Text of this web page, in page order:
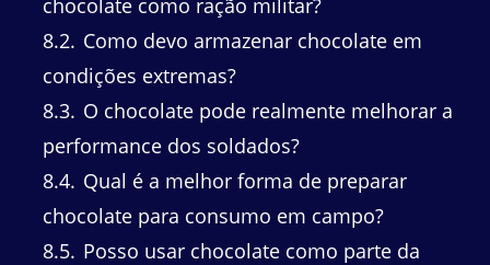
8.2 Como devo armazenar chocolate em
condições extremas?
8.3 O chocolate pode realmente melhorar a
performance dos soldados?
8.4 Qual é a melhor forma de preparar
chocolate para consumo em campo?
8.5 Posso usar chocolate como parte da